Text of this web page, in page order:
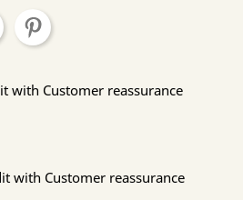
with Customer reassurance
with Customer reassurance